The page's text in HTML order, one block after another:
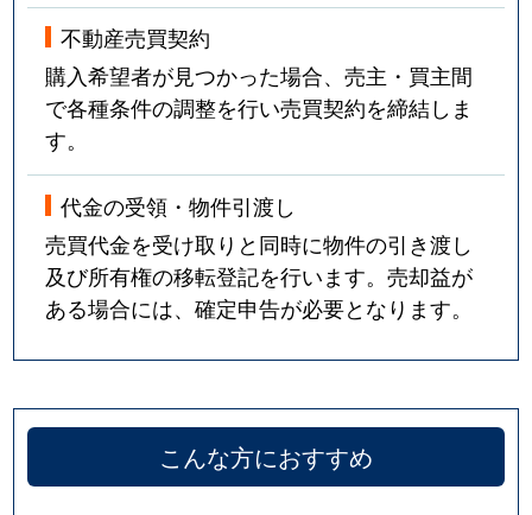
不動産売買契約
購入希望者が見つかった場合、売主・買主間
で各種条件の調整を行い売買契約を締結しま
す。
代金の受領・物件引渡し
売買代金を受け取りと同時に物件の引き渡し
及び所有権の移転登記を行います。売却益が
ある場合には、確定申告が必要となります。
こんな方におすすめ